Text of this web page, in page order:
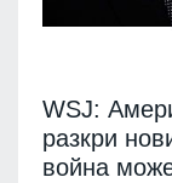
WSJ:
разкри
война